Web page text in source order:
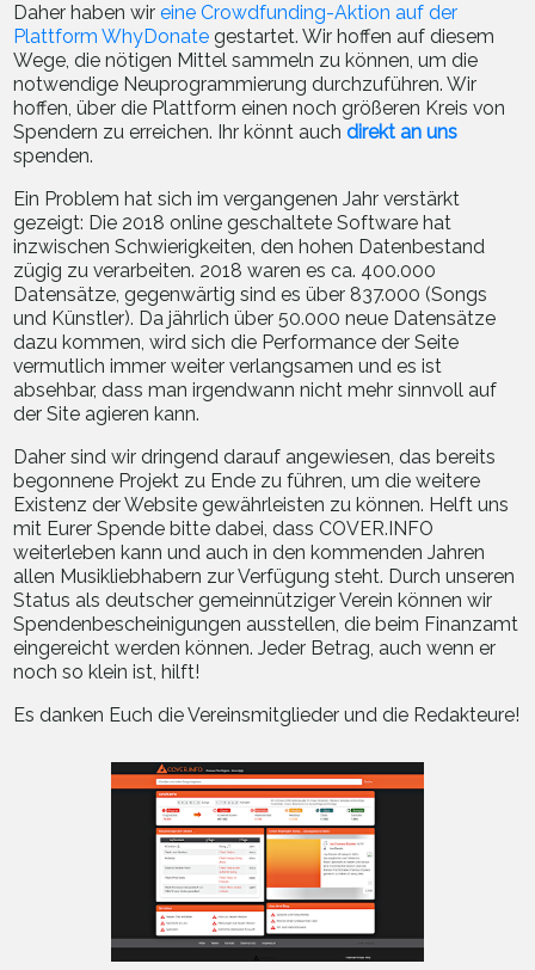
Daher haben wir eine Crowdfunding-Aktion auf der
Plattform WhyDonate gestartet. Wir hoffen auf diesem
Wege, die nötigen Mittel sammeln zu können, um die
notwendige Neuprogrammierung durchzuführen. Wir
hoffen, über die Plattform einen noch größeren Kreis von
Spendern zu erreichen. Ihr könnt auch direkt an uns
spenden.
Ein Problem hat sich im vergangenen Jahr verstärkt
gezeigt: Die 2018 online geschaltete Software hat
inzwischen Schwierigkeiten, den hohen Datenbestand
zügig zu verarbeiten. 2018 waren es ca. 400.000
Datensätze, gegenwärtig sind es über 837.000 (Songs
und Künstler). Da jährlich über 50.000 neue Datensätze
dazu kommen, wird sich die Performance der Seite
vermutlich immer weiter verlangsamen und es ist
absehbar, dass man irgendwann nicht mehr sinnvoll auf
der Site agieren kann.
Daher sind wir dringend darauf angewiesen, das bereits
begonnene Projekt zu Ende zu führen, um die weitere
Existenz der Website gewährleisten zu können. Helft uns
mit Eurer Spende bitte dabei, dass COVER.INFO
weiterleben kann und auch in den kommenden Jahren
allen Musikliebhabern zur Verfügung steht. Durch unseren
Status als deutscher gemeinnütziger Verein können wir
Spendenbescheinigungen ausstellen, die beim Finanzamt
eingereicht werden können. Jeder Betrag, auch wenn er
noch so klein ist, hilft!
Es danken Euch die Vereinsmitglieder und die Redakteure!